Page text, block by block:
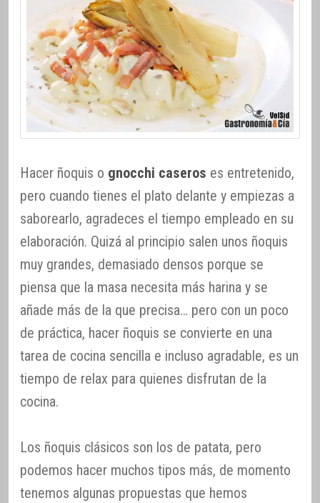
Hacer ñoquis o gnocchi caseros es entretenido,
pero cuando tienes el plato delante y empiezas a
saborearlo, agradeces el tiempo empleado en su
elaboración. Quizá al principio salen unos ñoquis
muy grandes, demasiado densos porque se
piensa que la masa necesita más harina y se
añade más de la que precisa… pero con un poco
de práctica, hacer ñoquis se convierte en una
tarea de cocina sencilla e incluso agradable, es un
tiempo de relax para quienes disfrutan de la
cocina.
Los ñoquis clásicos son los de patata, pero
podemos hacer muchos tipos más, de momento
tenemos algunas propuestas que hemos